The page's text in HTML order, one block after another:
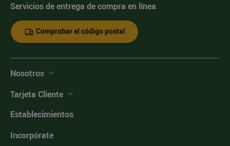
Servicios de entrega de compra en línea
Comprobar el código postal
Nosotros
Tarjeta Cliente
Establecimientos
Incorpórate